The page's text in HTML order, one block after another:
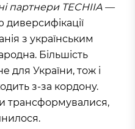
партнери TECHIIA —
з українським
Більшість
для України, тож і
з-за кордону.
трансформувалися,